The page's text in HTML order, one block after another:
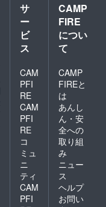
サ
ー
ビ
ス
CAM
PFI
RE
CAM
PFI
RE
コ
ミュ
ニ
ティ
CAM
PFI
CAMP
FIRE
につい
て
CAMP
FIREと
は
あんし
ん・安
全への
取り組
み
ニュー
ス
ヘルプ
お問い